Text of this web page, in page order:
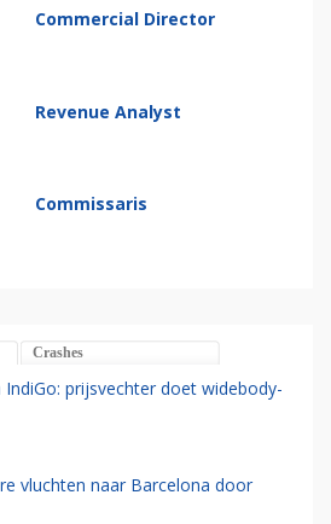
Commercial Director
Revenue Analyst
Commissaris
Crashes
prijsvechter doet widebody-
vluchten naar Barcelona door